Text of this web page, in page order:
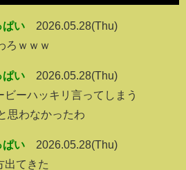
ぱい
2026.05.28(Thu)
ろｗｗｗ
ぱい
2026.05.28(Thu)
ーハッキリ言ってしまう
思わなかったわ
ぱい
2026.05.28(Thu)
出てきた